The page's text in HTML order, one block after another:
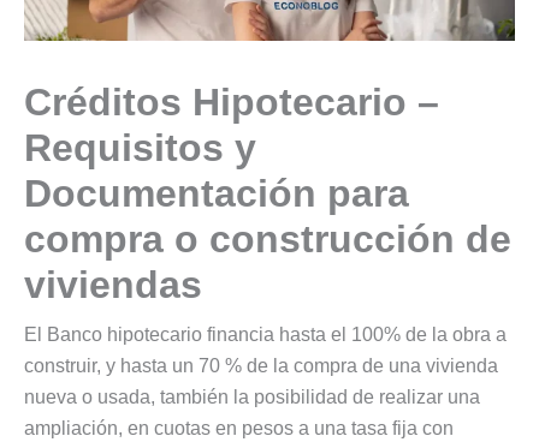
Créditos Hipotecario –
Requisitos y
Documentación para
compra o construcción de
viviendas
El Banco hipotecario financia hasta el 100% de la obra a
construir, y hasta un 70 % de la compra de una vivienda
nueva o usada, también la posibilidad de realizar una
ampliación, en cuotas en pesos a una tasa fija con